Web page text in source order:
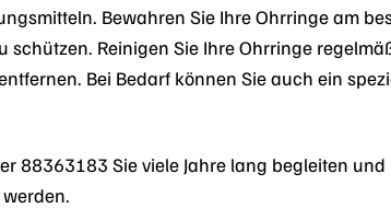
Bewahren Sie Ihre Ohrringe am
Reinigen Sie Ihre Ohrringe
Bei Bedarf können Sie auch ein
88363183 Sie viele Jahre lang begleiten